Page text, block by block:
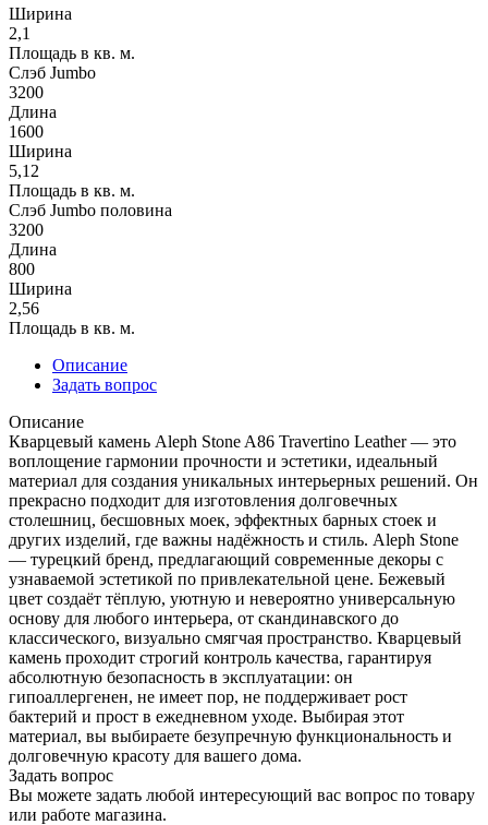
Ширина
2,1
Площадь в кв. м.
Слэб Jumbo
3200
Длина
1600
Ширина
5,12
Площадь в кв. м.
Слэб Jumbo половина
3200
Длина
800
Ширина
2,56
Площадь в кв. м.
Описание
Задать вопрос
Описание
Кварцевый камень Aleph Stone A86 Travertino Leather — это
воплощение гармонии прочности и эстетики, идеальный
материал для создания уникальных интерьерных решений. Он
прекрасно подходит для изготовления долговечных
столешниц, бесшовных моек, эффектных барных стоек и
других изделий, где важны надёжность и стиль. Aleph Stone
— турецкий бренд, предлагающий современные декоры с
узнаваемой эстетикой по привлекательной цене. Бежевый
цвет создаёт тёплую, уютную и невероятно универсальную
основу для любого интерьера, от скандинавского до
классического, визуально смягчая пространство. Кварцевый
камень проходит строгий контроль качества, гарантируя
абсолютную безопасность в эксплуатации: он
гипоаллергенен, не имеет пор, не поддерживает рост
бактерий и прост в ежедневном уходе. Выбирая этот
материал, вы выбираете безупречную функциональность и
долговечную красоту для вашего дома.
Задать вопрос
Вы можете задать любой интересующий вас вопрос по товару
или работе магазина.